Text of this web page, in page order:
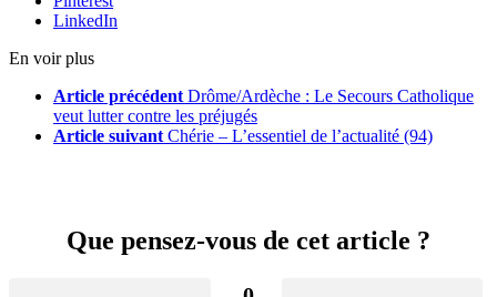
LinkedIn
En voir plus
Article précédent Drôme/Ardèche : Le Secours Catholique
veut lutter contre les préjugés
Article suivant Chérie – L’essentiel de l’actualité (94)
Que pensez-vous de cet article ?